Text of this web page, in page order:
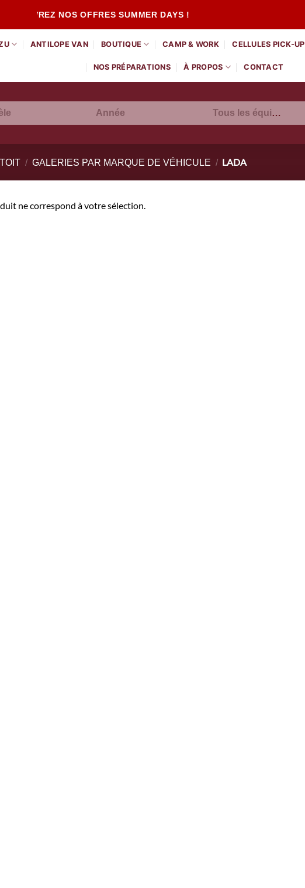
NOS OFFRES SUMMER DAYS !
ANTILOPE VAN BOUTIQUE CAMP & WORK CELLULES PICK-UP
NOS PRÉPARATIONS À PROPOS CONTACT
Année Tous les équipements
/ GALERIES PAR MARQUE DE VÉHICULE / LADA
ne correspond à votre sélection.